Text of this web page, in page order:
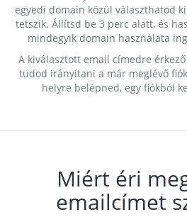
egyedi domain közül választhatod
tetszik. Állítsd be 3 perc alatt, és
mindegyik domain használata
A kiválasztott email címedre
tudod irányítani a már meglévő
helyre belépned, egy fiókból
Miért éri
emailcímet